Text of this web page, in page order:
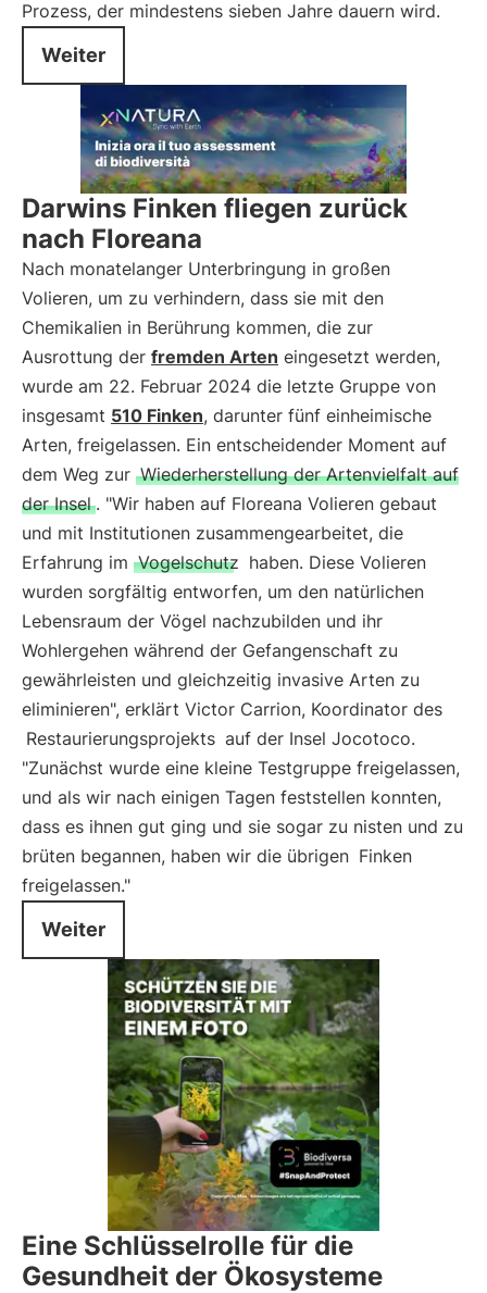
Prozess, der mindestens sieben Jahre dauern wird.
Weiter
Darwins Finken fliegen zurück
nach Floreana
Nach monatelanger Unterbringung in großen
Volieren, um zu verhindern, dass sie mit den
Chemikalien in Berührung kommen, die zur
Ausrottung der fremden Arten eingesetzt werden,
wurde am 22. Februar 2024 die letzte Gruppe von
insgesamt 510 Finken, darunter fünf einheimische
Arten, freigelassen. Ein entscheidender Moment auf
dem Weg zur Wiederherstellung der Artenvielfalt auf
der Insel . "Wir haben auf Floreana Volieren gebaut
und mit Institutionen zusammengearbeitet, die
Erfahrung im Vogelschutz haben. Diese Volieren
wurden sorgfältig entworfen, um den natürlichen
Lebensraum der Vögel nachzubilden und ihr
Wohlergehen während der Gefangenschaft zu
gewährleisten und gleichzeitig invasive Arten zu
eliminieren", erklärt Victor Carrion, Koordinator des
Restaurierungsprojekts auf der Insel Jocotoco.
"Zunächst wurde eine kleine Testgruppe freigelassen,
und als wir nach einigen Tagen feststellen konnten,
dass es ihnen gut ging und sie sogar zu nisten und zu
brüten begannen, haben wir die übrigen Finken
freigelassen."
Weiter
Eine Schlüsselrolle für die
Gesundheit der Ökosysteme